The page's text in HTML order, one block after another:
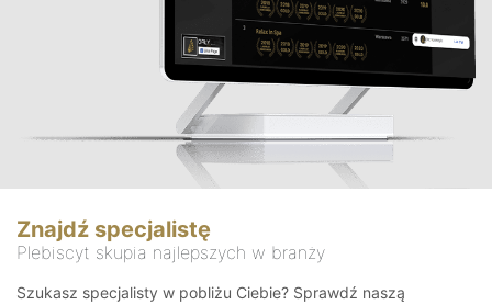
Znajdź specjalistę
Plebiscyt skupia najlepszych w branży
Szukasz specjalisty w pobliżu Ciebie? Sprawdź naszą